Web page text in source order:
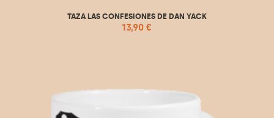
TAZA LAS CONFESIONES DE DAN YACK
13,90€